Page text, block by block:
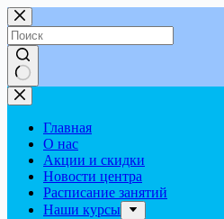
Перейти
к
сути
Ничего
не
найденоГлавная
О нас
Акции и скидки
Новости центра
Расписание занятий
Наши курсы